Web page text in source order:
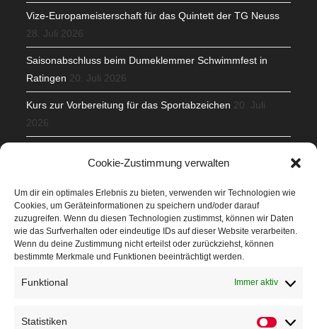
Cookie-Zustimmung verwalten
Um dir ein optimales Erlebnis zu bieten, verwenden wir Technologien wie
Cookies, um Geräteinformationen zu speichern und/oder darauf
zuzugreifen. Wenn du diesen Technologien zustimmst, können wir Daten
wie das Surfverhalten oder eindeutige IDs auf dieser Website verarbeiten.
Wenn du deine Zustimmung nicht erteilst oder zurückziehst, können
bestimmte Merkmale und Funktionen beeinträchtigt werden.
Funktional Immer aktiv
Statistiken
Vize-Europameisterschaft für das Quintett der TG Neuss
28. Juli 2026
Saisonabschluss beim Dumeklemmer Schwimmfest in
Ratingen 20. Juli 2026
Kurs zur Vorbereitung für das Sportabzeichen 20. Juli
2026
Veranstaltungen
Höffner Run